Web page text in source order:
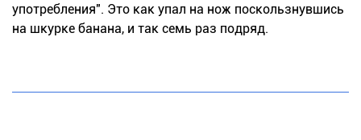
употребления". Это как упал на нож поскользнувшись
на шкурке банана, и так семь раз подряд.